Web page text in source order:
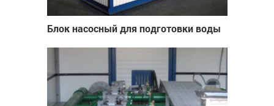
Блок насосный для подготовки воды